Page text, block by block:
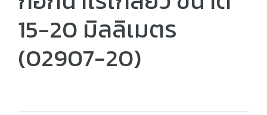
15-20 มิลลิเมตร
(02907-20)